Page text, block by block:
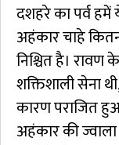
दशहरे का पर्व
अहंकार चाहे
निश्चित है।
शक्तिशाली सेना
कारण पराजित
अहंकार की